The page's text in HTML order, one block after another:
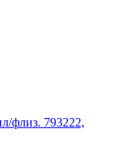
флиз. 793222,